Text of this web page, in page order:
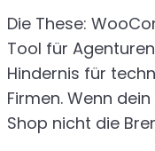
Die These:
Tool für
Hindernis für
Firmen. Wenn
Shop nicht die